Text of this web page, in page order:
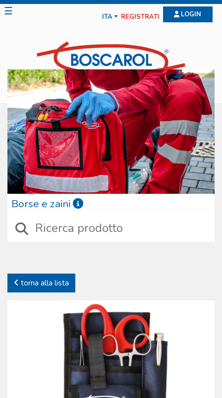
☰ ITA REGISTRATI LOGIN
torna alla lista
Borse e zaini
collaborazione con medici e soccorritori, con esperti di salvataggio
processi produttivi che includono scelte di materiali resistenti agli
stress meccanici, cuciture specifiche e cerniere anti-grippaggio, facili
Niente è lasciato al caso, nemmeno la scelta dei colori e della
fantasia impiegati nei tessuti per le linee pediatriche. La Boscarol
produce anche l’unica RESCUE BAG originale, studiata e prodotta nel
lontano ’85 dal fondatore della società Oscar Boscarol, oggi
probabilmente la borsa più copiata dai concorrenti nel mondo.
L’ampia gamma disponibile mira a soddisfare tutte le esigenze,
contribuendo a rendere famoso il marchio in tutto il mondo.